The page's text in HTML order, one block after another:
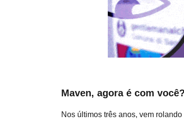
Maven, agora é com você?
Nos últimos três anos, vem